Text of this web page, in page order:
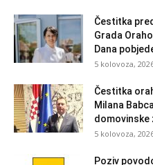
Čestitka
Grada
Dana
5 kolovoza,
Čestitka
Milana
domovinske
5 kolovoza,
Poziv